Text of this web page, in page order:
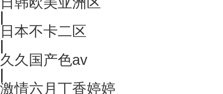
|
日本不卡二区
|
久久国产色av
|
激情六月丁香婷婷